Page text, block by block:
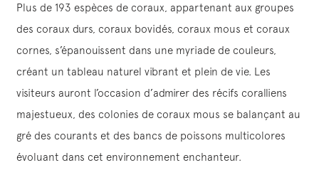
Plus de 193 espèces de coraux, appartenant aux groupes
des coraux durs, coraux bovidés, coraux mous et coraux
cornes, s’épanouissent dans une myriade de couleurs,
créant un tableau naturel vibrant et plein de vie. Les
visiteurs auront l’occasion d’admirer des récifs coralliens
majestueux, des colonies de coraux mous se balançant au
gré des courants et des bancs de poissons multicolores
évoluant dans cet environnement enchanteur.